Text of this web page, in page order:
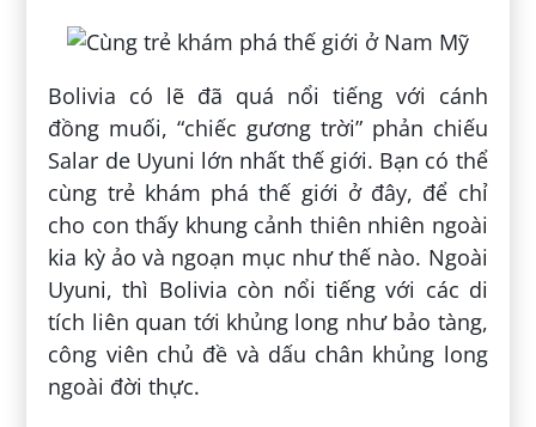
Bolivia có lẽ đã quá nổi tiếng với cánh
đồng muối, “chiếc gương trời” phản chiếu
Salar de Uyuni lớn nhất thế giới. Bạn có thể
cùng trẻ khám phá thế giới ở đây, để chỉ
cho con thấy khung cảnh thiên nhiên ngoài
kia kỳ ảo và ngoạn mục như thế nào. Ngoài
Uyuni, thì Bolivia còn nổi tiếng với các di
tích liên quan tới khủng long như bảo tàng,
công viên chủ đề và dấu chân khủng long
ngoài đời thực.